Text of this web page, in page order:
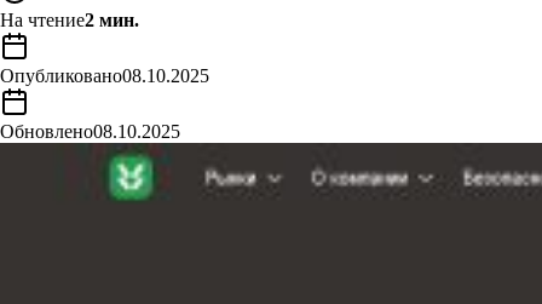
На чтение2 мин.
Опубликовано08.10.2025
Обновлено08.10.2025